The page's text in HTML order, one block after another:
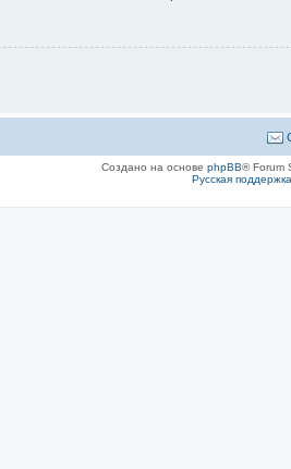
Создано на основе phpBB® Forum
Русская